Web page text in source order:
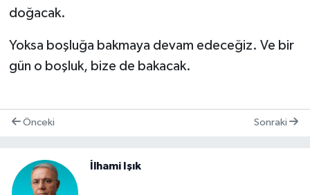
doğacak.
Yoksa boşluğa bakmaya devam edeceğiz. Ve bir
gün o boşluk, bize de bakacak.
Önceki Sonraki
İlhami Işık